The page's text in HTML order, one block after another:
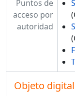
Puntos de
acceso por
autoridad
Objeto